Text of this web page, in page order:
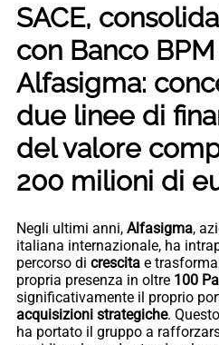
SACE,
con Banco
Alfasigma:
due linee di
del valore
200 milioni di
Negli ultimi anni, Alfasigma,
italiana internazionale, ha
percorso di crescita e
propria presenza in oltre 100
significativamente il proprio
acquisizioni strategiche.
ha portato il gruppo a